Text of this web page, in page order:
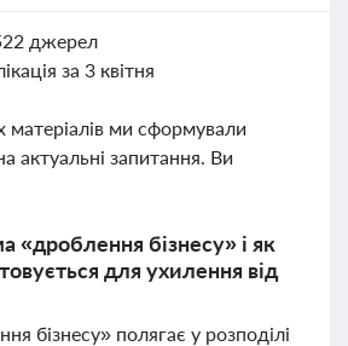
джерел
за 3 квітня
матеріалів ми сформували
актуальні запитання. Ви
«дроблення бізнесу» і як
для ухилення від
бізнесу» полягає у розподілі